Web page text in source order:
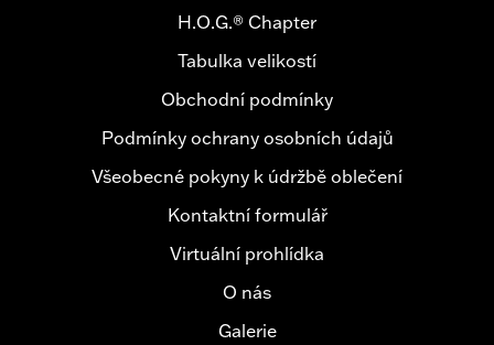
H.O.G.® Chapter
Tabulka velikostí
Obchodní podmínky
Podmínky ochrany osobních údajů
Všeobecné pokyny k údržbě oblečení
Kontaktní formulář
Virtuální prohlídka
O nás
Galerie